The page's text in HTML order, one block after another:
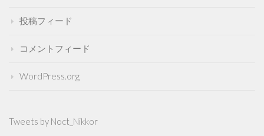
投稿フィード
コメントフィード
WordPress.org
Tweets by Noct_Nikkor